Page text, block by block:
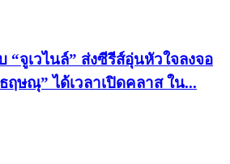
“จูเวไนล์” ส่งซีรีส์อุ่นหัวใจลงจอ
ษณุ” ได้เวลาเปิดคลาส ใน...